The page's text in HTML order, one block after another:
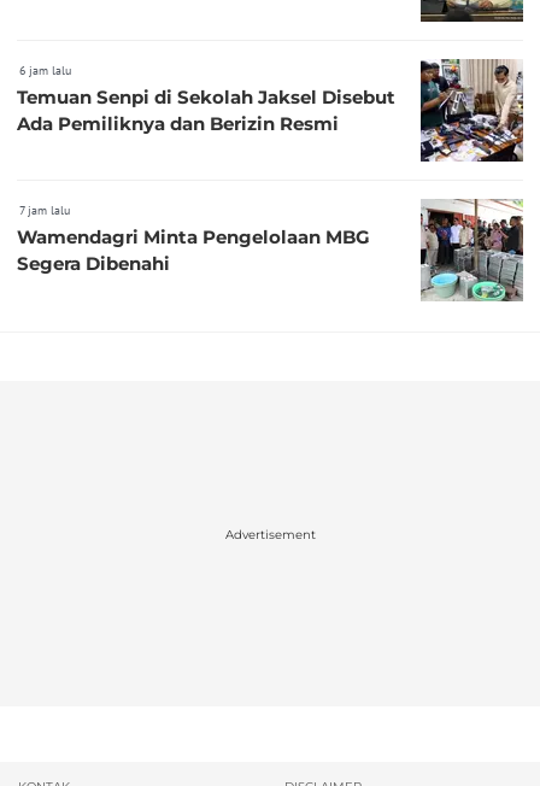
6 jam lalu
Temuan Senpi di Sekolah Jaksel Disebut
Ada Pemiliknya dan Berizin Resmi
7 jam lalu
Wamendagri Minta Pengelolaan MBG
Segera Dibenahi
Advertisement